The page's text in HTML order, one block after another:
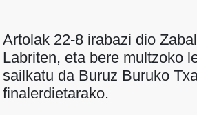
Artolak 22-8 irabazi dio
Labriten, eta bere multzoko
sailkatu da Buruz Buruko
finalerdietarako.